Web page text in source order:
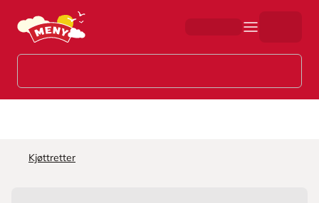
Hopp til hovedinnhold
Kjøttretter